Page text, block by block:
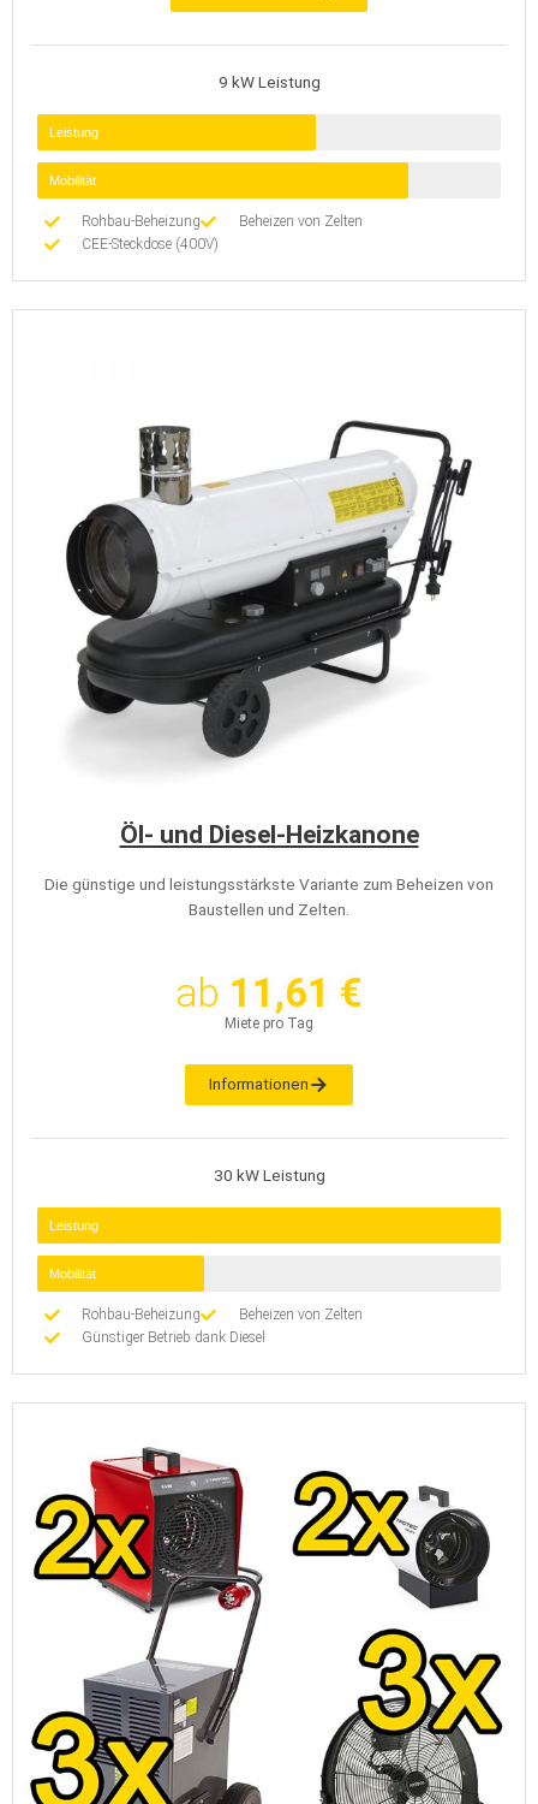
9 kW Leistung
Leistung
Mobilität
Rohbau-Beheizung
Beheizen von Zelten
CEE-Steckdose (400V)
Öl- und Diesel-Heizkanone
Die günstige und leistungsstärkste Variante zum Beheizen von
Baustellen und Zelten.
ab 11,61 €
Miete pro Tag
Informationen
30 kW Leistung
Leistung
Mobilität
Rohbau-Beheizung
Beheizen von Zelten
Günstiger Betrieb dank Diesel